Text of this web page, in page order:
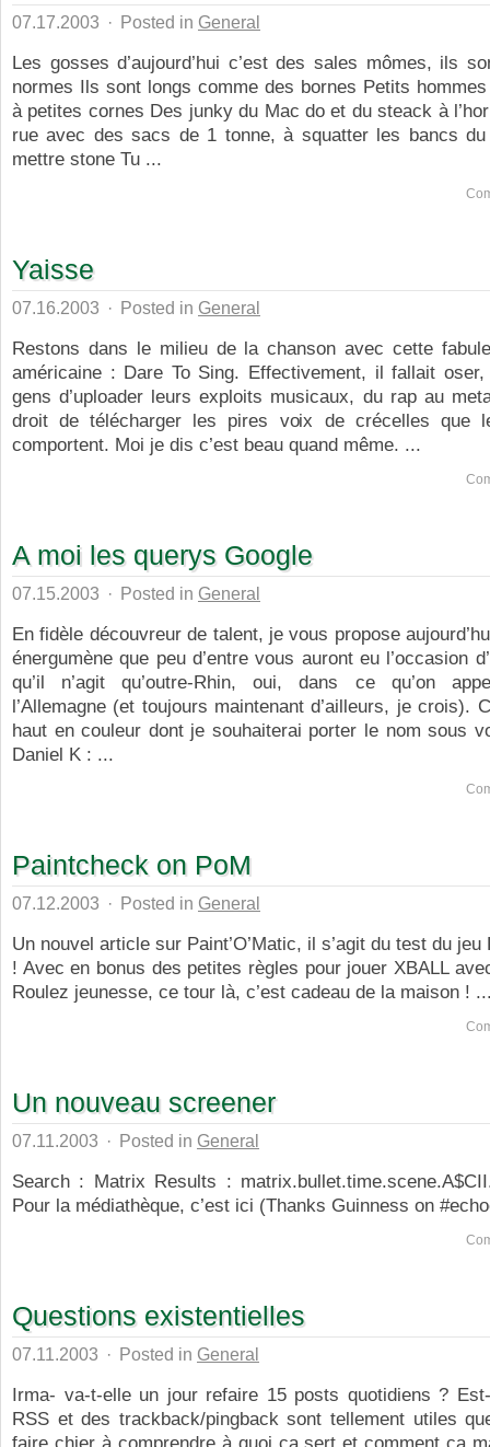
07.17.2003 · Posted in General
Les gosses d’aujourd’hui c’est des sales mômes, ils
normes Ils sont longs comme des bornes Petits
à petites cornes Des junky du Mac do et du steack à
rue avec des sacs de 1 tonne, à squatter les bancs
mettre stone Tu ...
Yaisse
07.16.2003 · Posted in General
Restons dans le milieu de la chanson avec cette
américaine : Dare To Sing. Effectivement, il fallait
gens d’uploader leurs exploits musicaux, du rap au
droit de télécharger les pires voix de crécelles que
comportent. Moi je dis c’est beau quand même. ...
A moi les querys Google
07.15.2003 · Posted in General
En fidèle découvreur de talent, je vous propose
énergumène que peu d’entre vous auront eu l’occasion
qu’il n’agit qu’outre-Rhin, oui, dans ce qu’on
l’Allemagne (et toujours maintenant d’ailleurs, je crois).
haut en couleur dont je souhaiterai porter le nom sous
Daniel K : ...
Paintcheck on PoM
07.12.2003 · Posted in General
Un nouvel article sur Paint’O’Matic, il s’agit du test du jeu
! Avec en bonus des petites règles pour jouer XBALL
Roulez jeunesse, ce tour là, c’est cadeau de la maison !
Un nouveau screener
07.11.2003 · Posted in General
Search : Matrix Results :
Pour la médiathèque, c’est ici (Thanks Guinness on
Questions existentielles
07.11.2003 · Posted in General
Irma- va-t-elle un jour refaire 15 posts quotidiens ?
RSS et des trackback/pingback sont tellement utiles
faire chier à comprendre à quoi ca sert et comment ca